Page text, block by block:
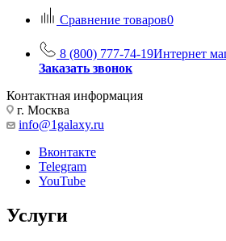
Сравнение товаров0
8 (800) 777-74-19Интернет
Заказать звонок
Контактная информация
г. Москва
info@1galaxy.ru
Вконтакте
Telegram
YouTube
Услуги